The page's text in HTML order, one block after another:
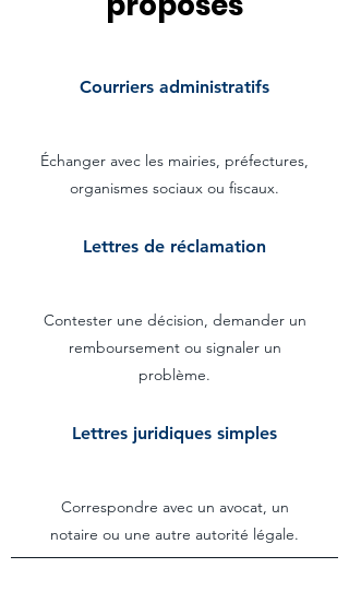
Courriers administratifs
Échanger avec les mairies, préfectures,
organismes sociaux ou fiscaux.
Lettres de réclamation
Contester une décision, demander un
remboursement ou signaler un
problème.
Lettres juridiques simples
Correspondre avec un avocat, un
notaire ou une autre autorité légale.